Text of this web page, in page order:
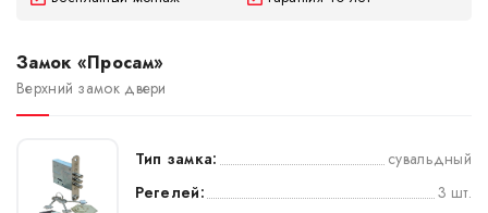
Замок «Просам»
Верхний замок двери
Тип замка:
сувальдный
Регелей:
3 шт.